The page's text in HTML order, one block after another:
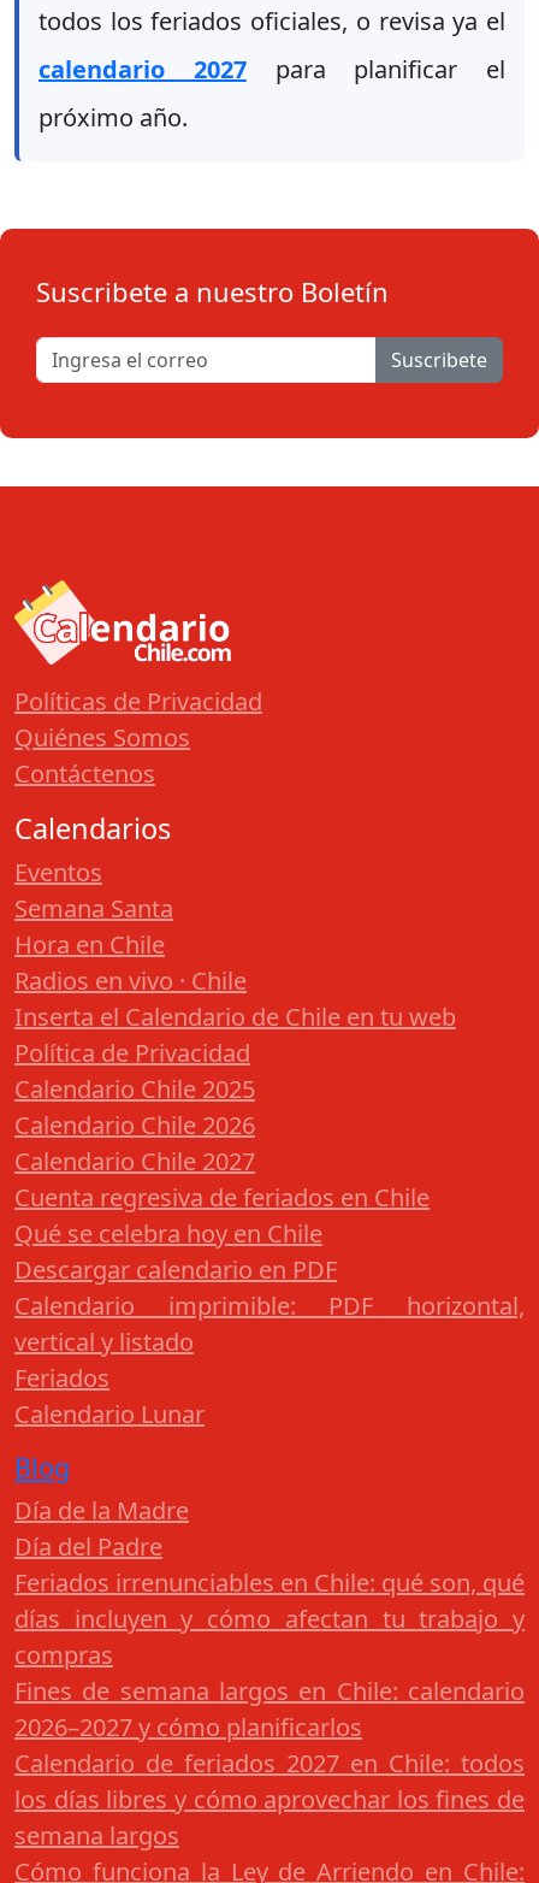
todos los feriados oficiales, o revisa ya el
calendario 2027para planificar el
próximo año.
Suscribete a nuestro Boletín
Suscribete
Políticas de Privacidad
Quiénes Somos
Contáctenos
Calendarios
Eventos
Semana Santa
Hora en Chile
Radios en vivo · Chile
Inserta el Calendario de Chile en tu web
Política de Privacidad
Calendario Chile 2025
Calendario Chile 2026
Calendario Chile 2027
Cuenta regresiva de feriados en Chile
Qué se celebra hoy en Chile
Descargar calendario en PDF
Calendario imprimible: PDF horizontal,
vertical y listado
Feriados
Calendario Lunar
Blog
Día de la Madre
Día del Padre
Feriados irrenunciables en Chile: qué son, qué
días incluyen y cómo afectan tu trabajo y
compras
Fines de semana largos en Chile: calendario
2026–2027 y cómo planificarlos
Calendario de feriados 2027 en Chile: todos
los días libres y cómo aprovechar los fines de
semana largos
Cómo funciona la Ley de Arriendo en Chile: